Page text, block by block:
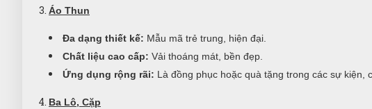
Áo Thun
Đa dạng thiết kế: Mẫu mã trẻ trung, hiện đại.
Chất liệu cao cấp: Vải thoáng mát, bền đẹp.
Ứng dụng rộng rãi: Là đồng phục hoặc quà tặng trong các sự kiện,
Ba Lô, Cặp